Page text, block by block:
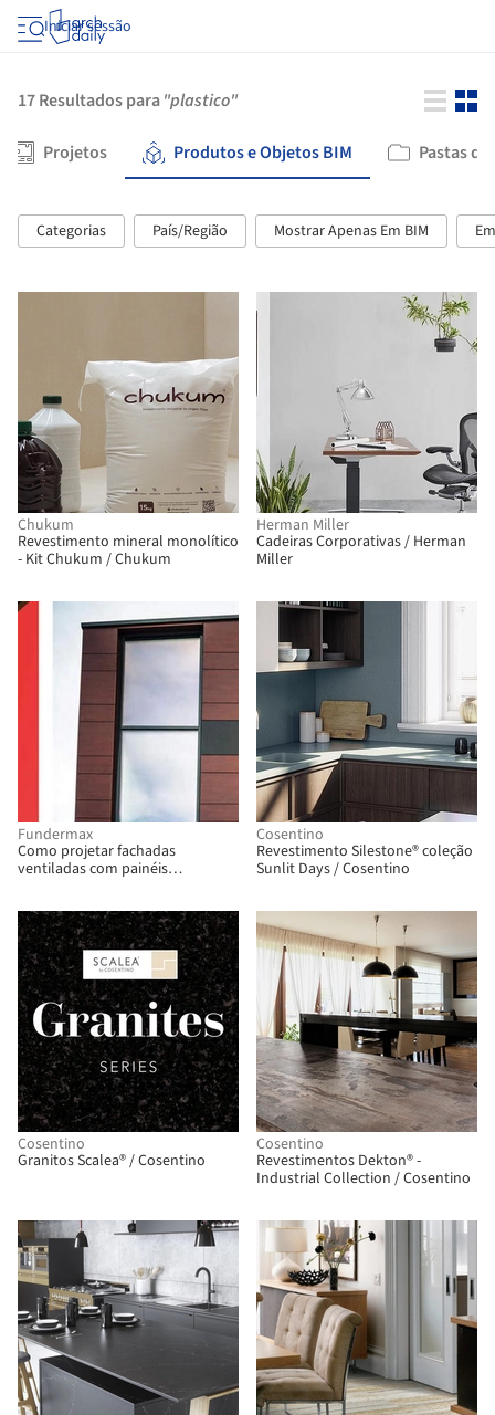
Iniciar sessão
17Resultados para"plastico"
Projetos Produtos e Objetos BIM Pastas
Categorias País/Região Mostrar Apenas Em BIM
Chukum
Revestimento mineral monolítico
- Kit Chukum / Chukum
Herman Miller
Cadeiras Corporativas / Herman
Miller
Fundermax
Como projetar fachadas
ventiladas com painéis
Cosentino
Revestimento Silestone® coleção
Sunlit Days / Cosentino
Cosentino
Granitos Scalea® / Cosentino
Cosentino
Revestimentos Dekton® -
Industrial Collection / Cosentino